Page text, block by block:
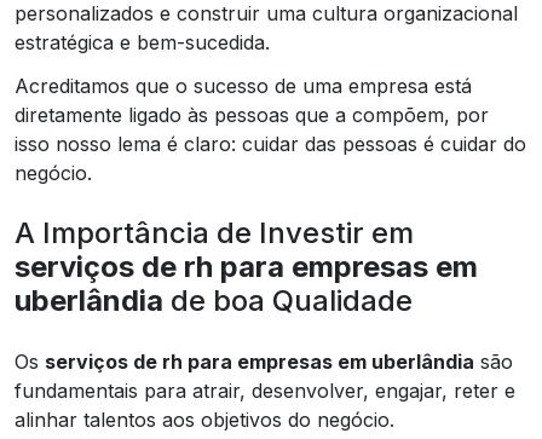
personalizados e construir uma cultura organizacional
estratégica e bem-sucedida.
Acreditamos que o sucesso de uma empresa está
diretamente ligado às pessoas que a compõem, por
isso nosso lema é claro: cuidar das pessoas é cuidar do
negócio.
A Importância de Investir em
serviços de rh para empresas em
uberlândia de boa Qualidade
Os serviços de rh para empresas em uberlândia são
fundamentais para atrair, desenvolver, engajar, reter e
alinhar talentos aos objetivos do negócio.